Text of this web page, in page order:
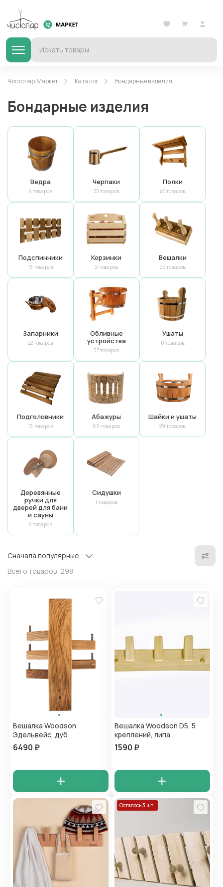
Чистопар.Маркет Каталог Бондарные изделия
Бондарные изделия
Ведра
9 товаров
Черпаки
25 товаров
Полки
45 товаров
Подспинники
13 товаров
Корзинки
2 товаров
Вешалки
25 товаров
Запарники
22 товаров
Обливные
устройства
37 товаров
Ушаты
0 товаров
Подголовники
13 товаров
Абажуры
69 товаров
Шайки и ушаты
29 товаров
Деревянные
ручки для
дверей для бани
и сауны
8 товаров
Сидушки
1 товаров
Всего товаров: 298
Сначала популярные
Вешалка Woodson
Эдельвейс, дуб
6490 ₽
Вешалка Woodson D5, 5
креплений, липа
1590 ₽
Осталось 3 шт.